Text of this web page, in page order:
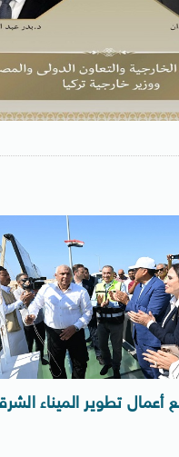
أعمال تطوير الميناء